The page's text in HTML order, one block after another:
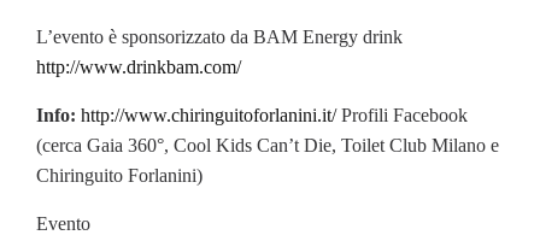
L’evento è sponsorizzato da BAM Energy drink
http://www.drinkbam.com/
Info: http://www.chiringuitoforlanini.it/Profili Facebook
(cerca Gaia 360°, Cool Kids Can’t Die, Toilet Club Milano e
Chiringuito Forlanini)
Evento